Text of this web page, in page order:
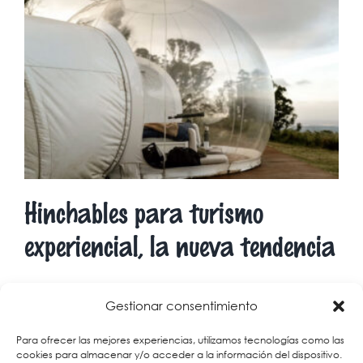
Gestionar consentimiento
Para ofrecer las mejores experiencias, utilizamos tecnologías como las
cookies para almacenar y/o acceder a la información del dispositivo.
Hinchables para turismo
experiencial, la nueva tendencia
11 marzo, 2026 | Noticias | Sin comentarios